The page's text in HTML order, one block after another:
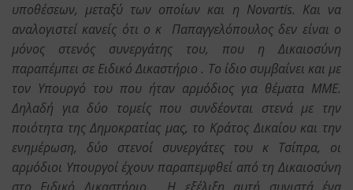
υποθέσεων, μεταξύ των οποίων και η Νovartis. Και να
αναλογιστεί κανείς ότι ο κ Παπαγγελόπουλος δεν είναι ο
μόνος στενός συνεργάτης του, που η Δικαιοσύνη
παραπέμπει σε Ειδικό Δικαστήριο . Το ίδιο συμβαίνει και με
τον Υπουργό του που ήταν αρμόδιος για θέματα ΜΜΕ.
Δηλαδή για δύο τομείς που συνδέονται στενά με την
ποιότητα της Δημοκρατίας μας, το Κράτος Δικαίου και την
ενημέρωση, δύο στενοί συνεργάτες του κ Τσίπρα, οι
αρμόδιοι Υπουργοί έχουν παραπεμφθεί από τη Δικαιοσύνη